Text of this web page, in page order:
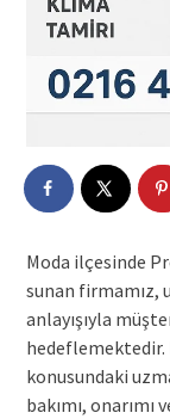
Moda ilçesinde
sunan firmamız,
anlayışıyla
hedeflemektedir.
konusundaki
bakımı,